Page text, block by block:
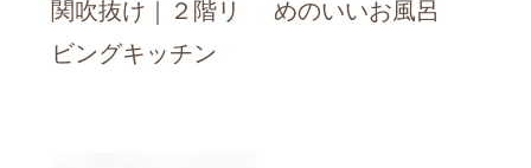
関吹抜け｜２階リ
ビングキッチン
めのいいお風呂